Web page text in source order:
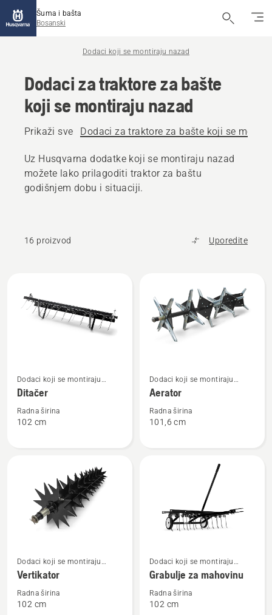
Šuma i bašta
Bosanski
Dodaci koji se montiraju nazad
Dodaci za traktore za bašte
koji se montiraju nazad
Prikaži sve Dodaci za traktore za bašte koji se
Uz Husqvarna dodatke koji se montiraju nazad
možete lako prilagoditi traktor za baštu
godišnjem dobu i situaciji.
16 proizvod Uporedite
sve
proizvode
više
detalja
Ditačer
Dodaci koji se montiraju
nazad
Ditačer
Radna širina
102 cm
više
detalja
Aerator
Dodaci koji se montiraju
nazad
Aerator
Radna širina
101,6 cm
više
detalja
Vertikator
Dodaci koji se montiraju
nazad
Vertikator
Radna širina
102 cm
više
detalja
Grabulje
Dodaci koji se montiraju
nazad
Grabulje za mahovinu
Radna širina
102 cm